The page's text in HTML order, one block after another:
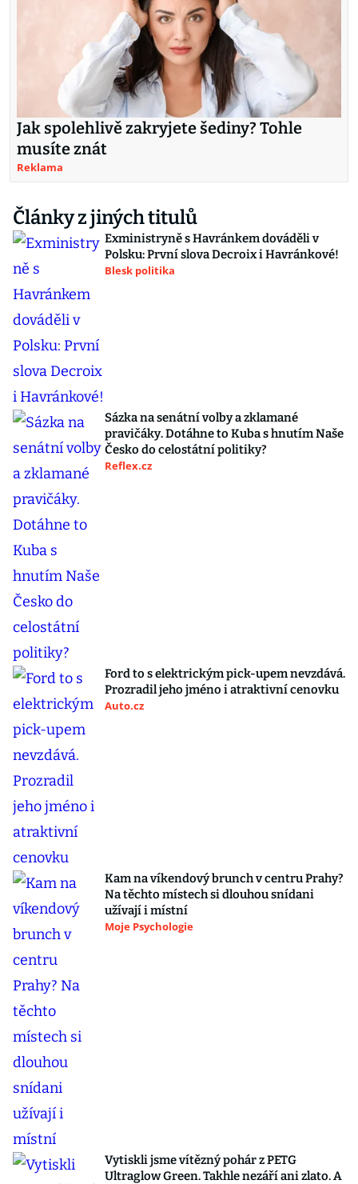
Jak spolehlivě zakryjete šediny? Tohle
musíte znát
Reklama
Články z jiných titulů
Exministryně s Havránkem dováděli v
Polsku: První slova Decroix i Havránkové!
Blesk politika
Sázka na senátní volby a zklamané
pravičáky. Dotáhne to Kuba s hnutím Naše
Česko do celostátní politiky?
Reflex.cz
Ford to s elektrickým pick-upem nevzdává.
Prozradil jeho jméno i atraktivní cenovku
Auto.cz
Kam na víkendový brunch v centru Prahy?
Na těchto místech si dlouhou snídani
užívají i místní
Moje Psychologie
Vytiskli jsme vítězný pohár z PETG
Ultraglow Green. Takhle nezáří ani zlato. A